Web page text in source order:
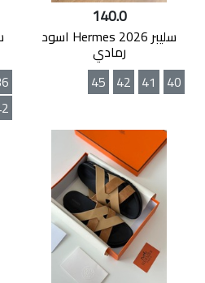
140.0
سليبر Hermes 2026 اسود
رمادي
40
41
42
45